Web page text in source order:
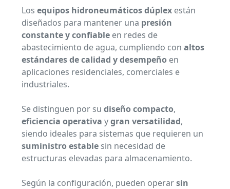
Los equipos hidroneumáticos dúplexestán
diseñados para mantener una presión
constante y confiableen redes de
abastecimiento de agua, cumpliendo con altos
estándares de calidad y desempeñoen
aplicaciones residenciales, comerciales e
industriales.
Se distinguen por su diseño compacto,
eficiencia operativa ygran versatilidad,
siendo ideales para sistemas que requieren un
suministro establesin necesidad de
estructuras elevadas para almacenamiento.
Según la configuración, pueden operarsin